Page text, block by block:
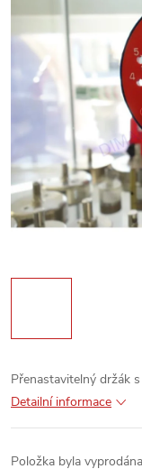
Přenastavitelný držák
Detailní informace
Položka byla